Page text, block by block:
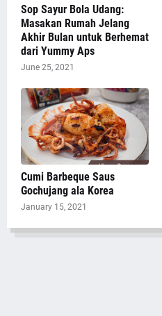
Sop Sayur Bola Udang:
Masakan Rumah Jelang
Akhir Bulan untuk Berhemat
dari Yummy Aps
June 25, 2021
Cumi Barbeque Saus
Gochujang ala Korea
January 15, 2021